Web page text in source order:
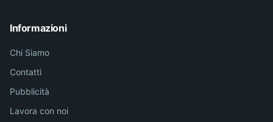
Informazioni
Chi Siamo
Contatti
Pubblicità
Lavora con noi